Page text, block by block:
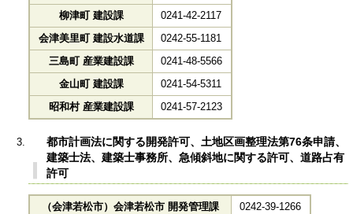
柳津町 建設課
0241-42-2117
会津美里町 建設水道課
0242-55-1181
三島町 産業建設課
0241-48-5566
金山町 建設課
0241-54-5311
昭和村 産業建設課
0241-57-2123
都市計画法に関する開発許可、土地区画整理法第76条申請、
建築士法、建築士事務所、急傾斜地に関する許可、道路占有
許可
（会津若松市）会津若松市 開発管理課
0242-39-1266